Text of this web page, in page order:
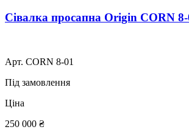
Сівалка просапна Origin CORN 8-
Арт. CORN 8-01
Під замовлення
Ціна
250 000 ₴